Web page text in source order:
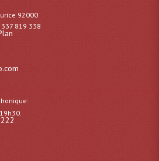
À Leds
Lumière Noire Black Gun
De Couleurs
92000
337 819 338